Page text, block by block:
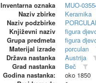
Inventarna oznaka
MUO-
Naziv zbirke
Keramika
Naziv podzbirke
Književni naziv
figura
Grupa predmeta
figura
Materijal izrade
porculan
Država nastanka
Austrija
Grad nastanka
Beč
Godina nastanka:
oko 1850